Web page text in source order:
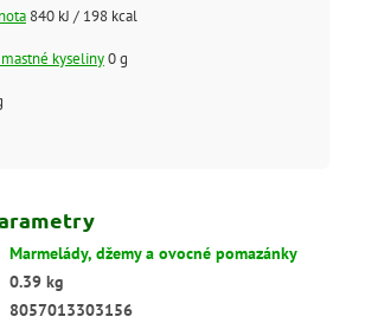
840 kJ / 198 kcal
kyseliny0 g
Marmelády, džemy a ovocné pomazánky
0.39 kg
8057013303156